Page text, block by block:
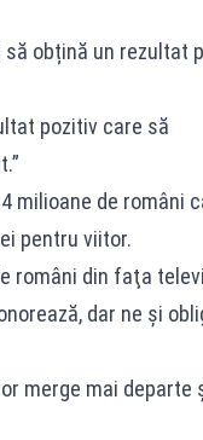
obțină un rezultat
pozitiv care să
milioane de români
pentru viitor.
români din faţa
dar ne şi
merge mai departe